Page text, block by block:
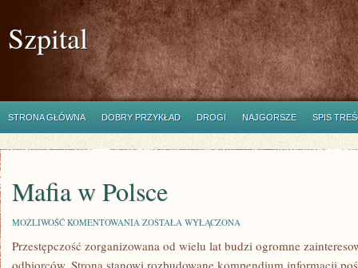
Szpital
STRONA GŁÓWNA DOBRY PRZYKŁAD DROGI NAJGORSZE SPIS
Mafia w Polsce
MOŻLIWOŚĆ KOMENTOWANIA MAFIA
POLSCE
ZOSTAŁA WYŁĄCZONA
Przestępczość zorganizowana od wielu lat budzi ogromne
odbiorców. Strona stanowi rozbudowane kompendium informacji